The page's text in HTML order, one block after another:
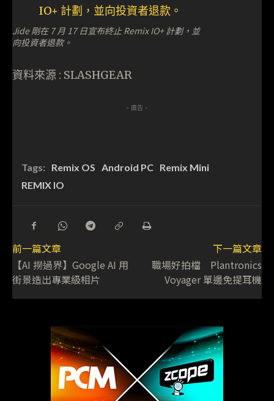
Jide 剛在 7 月 17 日宣布終止 Remix IO+ 計劃，並
向投資者退款。
資料來源 : SLASHGEAR
- 廣告 -
Tags: Remix OS Android PC Remix Mini
REMIX IO
前一篇文章
【AI 撈過界】Google AI 用
街景造出專業級相片
下一篇文章
職場好拍檔 Plantronics
Voyager 單邊免提耳機